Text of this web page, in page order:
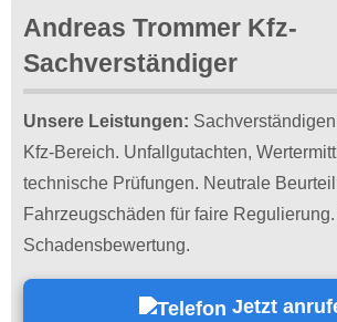
Andreas Trommer Kfz-
Sachverständiger
Unsere Leistungen:
Kfz-Bereich. Unfallgutachten,
technische Prüfungen. Neutrale
Fahrzeugschäden für faire
Schadensbewertung.
Jetzt